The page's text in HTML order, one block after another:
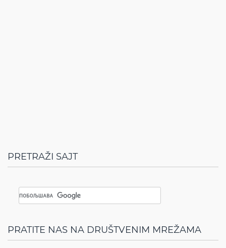
PRETRAŽI SAJT
PRATITE NAS NA DRUŠTVENIM MREŽAMA